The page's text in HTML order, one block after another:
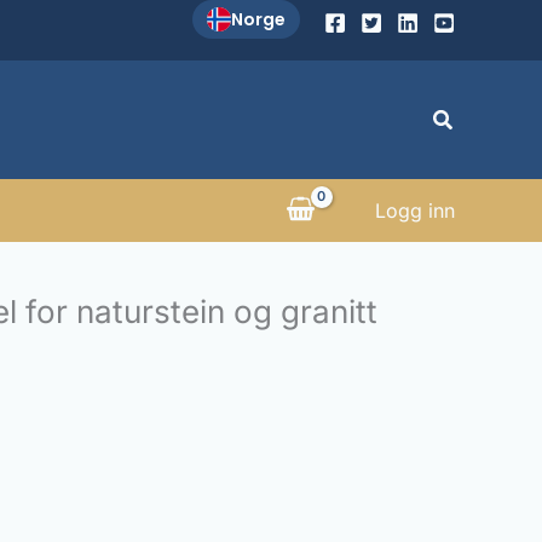
Norge
Søk
Logg inn
for naturstein og granitt